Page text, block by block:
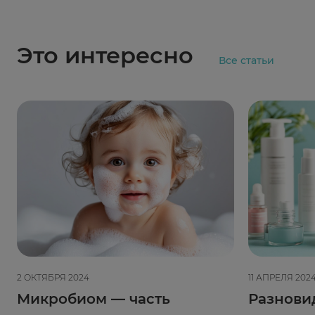
Это интересно Все статьи
2 ОКТЯБРЯ 2024
Микробиом — часть
11 АПРЕЛЯ